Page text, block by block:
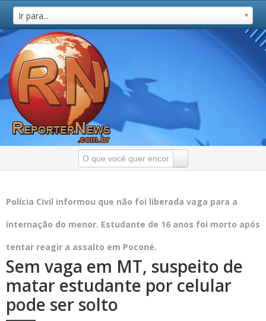
Ir para...
Polícia Civil informou que não foi liberada vaga para a
internação do menor. Estudante de 16 anos foi morto após
tentar reagir a assalto em Poconé.
Sem vaga em MT, suspeito de
matar estudante por celular
pode ser solto